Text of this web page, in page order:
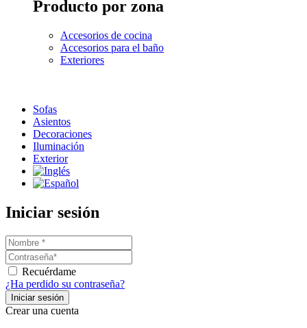
Producto por zona
Accesorios de cocina
Accesorios para el baño
Exteriores
Sofas
Asientos
Decoraciones
Iluminación
Exterior
Iniciar sesión
Recuérdame
¿Ha perdido su contraseña?
Crear una cuenta